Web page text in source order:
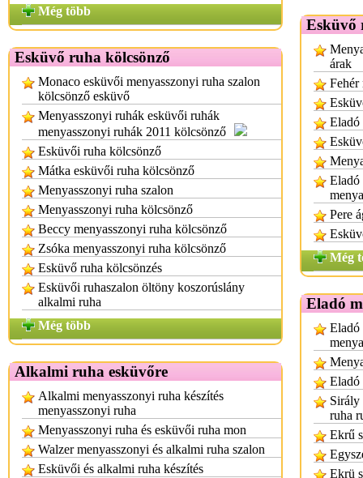
Még több
Esküvő ruha kölcsönző
Monaco esküvői menyasszonyi ruha szalon
kölcsönző esküvő
Menyasszonyi ruhák esküvői ruhák
menyasszonyi ruhák 2011 kölcsönző
Esküvői ruha kölcsönző
Mátka esküvői ruha kölcsönző
Menyasszonyi ruha szalon
Menyasszonyi ruha kölcsönző
Beccy menyasszonyi ruha kölcsönző
Zsóka menyasszonyi ruha kölcsönző
Esküvő ruha kölcsönzés
Esküvői ruhaszalon öltöny koszorúslány
alkalmi ruha
Még több
Alkalmi ruha esküvőre
Alkalmi menyasszonyi ruha készítés
menyasszonyi ruha
Menyasszonyi ruha és esküvői ruha mon
Walzer menyasszonyi és alkalmi ruha szalon
Esküvői és alkalmi ruha készítés
Esküvő
árak
Fehér
Eladó
Eladó
Pere
Még
Eladó
Eladó
Eladó
Sirály
ruha
Ekrű
Ekrü